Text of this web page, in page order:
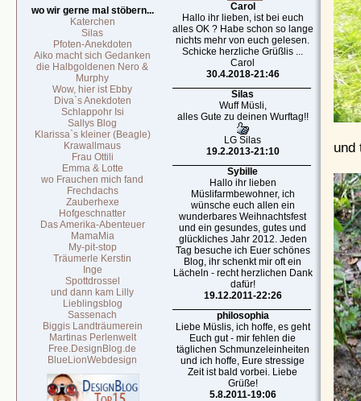
wo wir gerne mal stöbern...
Katerchen
Silas
Pfoten-Anekdoten
Aiko macht sich Gedanken
die Halbgoldenen Nero &
Murphy
Wow, hier ist Ebby
Diva`s Anekdoten
Schlappohr Isi
Sallys Blog
Klarissa`s kleiner (Beagle)
Krawallmaus
Frau Ottili
Emma & Lotte
wo Frauchen mich fand
Frechdachs
Zauberhexe
Hofgeschnatter
Das Amerika-Abenteuer
MamaMia
My-pit-stop
Träumerle Kerstin
Inge
Spottdrossel
und dann kam Lilly
Lieblingsblog
Sassenach
Biggis Landträumerein
Martinas Perlenwelt
Free.DesignBlog.de
BlueLionWebdesign
Carol
Hallo ihr lieben, ist bei euch
alles OK ? Habe schon so lange
nichts mehr von euch gelesen.
Schicke herzliche Grüßlis ...
Carol
30.4.2018-21:46
Silas
Wuff Müsli,
alles Gute zu deinen Wurftag!!
LG Silas
19.2.2013-21:10
Sybille
Hallo ihr lieben
Müslifarmbewohner, ich
wünsche euch allen ein
wunderbares Weihnachtsfest
und ein gesundes, gutes und
glückliches Jahr 2012. Jeden
Tag besuche ich Euer schönes
Blog, ihr schenkt mir oft ein
Lächeln - recht herzlichen Dank
dafür!
19.12.2011-22:26
philosophia
Liebe Müslis, ich hoffe, es geht
Euch gut - mir fehlen die
täglichen Schmunzeleinheiten
und ich hoffe, Eure stressige
Zeit ist bald vorbei. Liebe
Grüße!
5.8.2011-19:06
und